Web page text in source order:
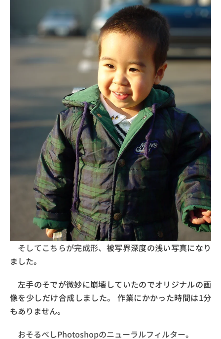
そしてこちらが完成形、 被写界深度の浅い写真になり
ました。
左手のそでが微妙に崩壊していたのでオリジナルの画
像を少しだけ合成しました。
作業にかかった時間は1分
もありません。
おそるべしPhotoshopのニューラルフィルター。